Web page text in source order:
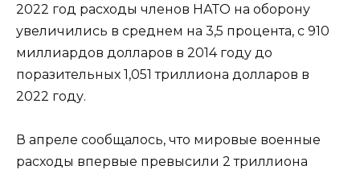
2022 год расходы членов НАТО на оборону
увеличились в среднем на 3,5 процента, с 910
миллиардов долларов в 2014 году до
поразительных 1,051 триллиона долларов в
2022 году.
В апреле сообщалось, что мировые военные
расходы впервые превысили 2 триллиона